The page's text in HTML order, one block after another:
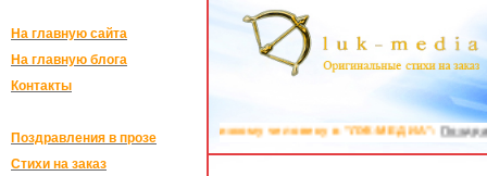
На главную сайта
На главную блога
Контакты
Поздравления в прозе
Стихи на заказ
человеку в "ЛУК-МЕДИА":Поздравления на заказ в стихах